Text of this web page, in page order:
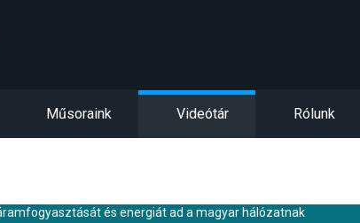
Műsoraink Videótár Rólunk
és energiát ad a magyar hálózatnak